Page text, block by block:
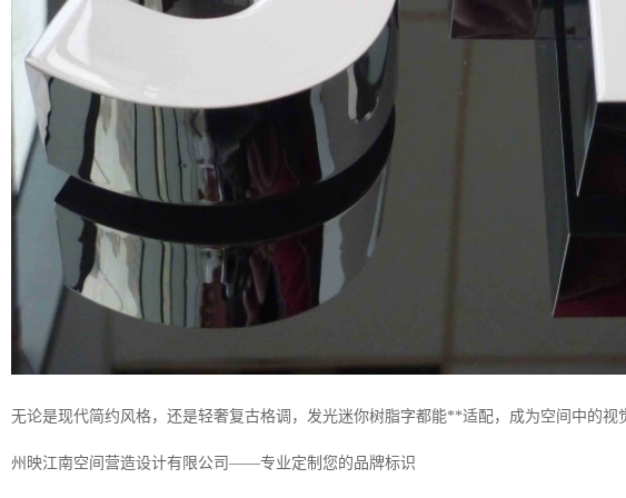
无论是现代简约风格，还是轻奢复古格调，发光迷你树脂字都能**适配，成为空间中的视
州映江南空间营造设计有限公司——专业定制您的品牌标识